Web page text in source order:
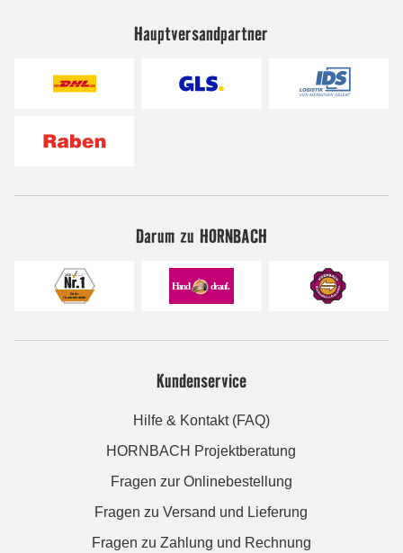
Hauptversandpartner
Darum zu HORNBACH
Kundenservice
Hilfe & Kontakt (FAQ)
HORNBACH Projektberatung
Fragen zur Onlinebestellung
Fragen zu Versand und Lieferung
Fragen zu Zahlung und Rechnung